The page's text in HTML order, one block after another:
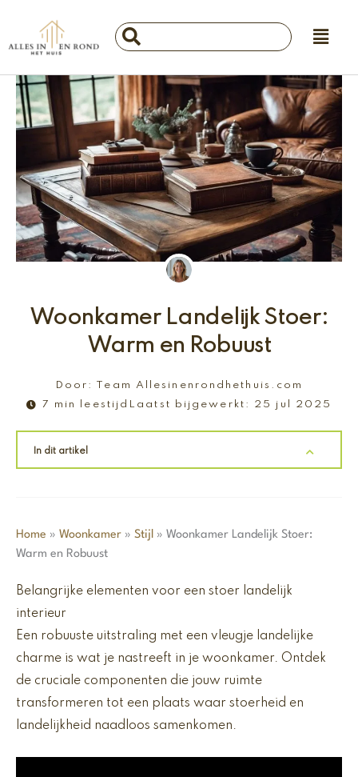
de
Main
Menu
Search
...
Woonkamer Landelijk Stoer:
Warm en Robuust
Door:
Team Allesinenrondhethuis.com
7 min leestijd Laatst bijgewerkt: 25 jul 2025
In dit artikel
Home » Woonkamer » Stijl » Woonkamer Landelijk Stoer:
Warm en Robuust
Belangrijke elementen voor een stoer landelijk
interieur
Een robuuste uitstraling met een vleugje landelijke
charme is wat je nastreeft in je woonkamer. Ontdek
de cruciale componenten die jouw ruimte
transformeren tot een plaats waar stoerheid en
landelijkheid naadloos samenkomen.